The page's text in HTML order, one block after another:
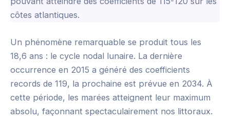
côtes atlantiques.
Un phénomène remarquable se produit tous les
18,6 ans : le cycle nodal lunaire. La dernière
occurrence en 2015 a généré des coefficients
records de 119, la prochaine est prévue en 2034. À
cette période, les marées atteignent leur maximum
absolu, façonnant spectaculairement nos littoraux.